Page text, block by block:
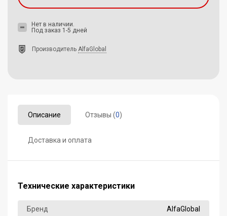
Описание Отзывы (0)
Доставка и оплата
Технические характеристики
Бренд AlfaGlobal
Нет в наличии.
Под заказ 1-5 дней
Производитель AlfaGlobal